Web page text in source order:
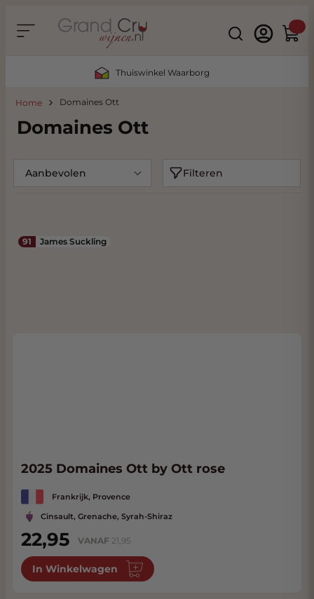
Search
Thuiswinkel Waarborg
Home Domaines Ott
Domaines Ott
Filteren
91 James Suckling
2025 Domaines Ott by Ott rose
Frankrijk, Provence
Cinsault, Grenache, Syrah-Shiraz
22,95 VANAF 21,95
In Winkelwagen